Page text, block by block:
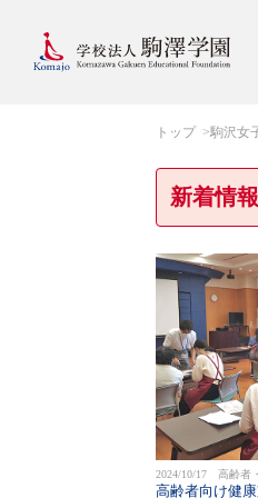
トップ 駒沢女
新着情報
2024/10/17 高齢者
高齢者向け健